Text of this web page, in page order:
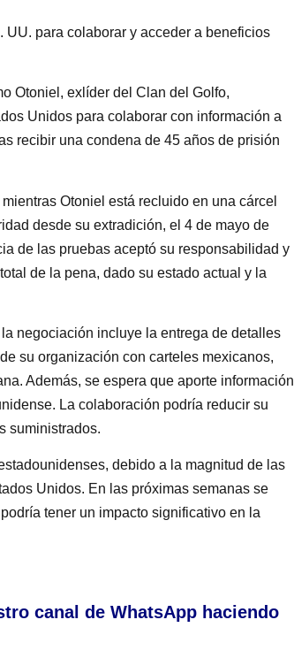
para colaborar y acceder a beneficios
Otoniel, exlíder del Clan del Golfo,
Unidos para colaborar con información a
recibir una condena de 45 años de prisión
Otoniel está recluido en una cárcel
desde su extradición, el 4 de mayo de
de las pruebas aceptó su responsabilidad y
de la pena, dado su estado actual y la
negociación incluye la entrega de detalles
su organización con carteles mexicanos,
Además, se espera que aporte información
La colaboración podría reducir su
suministrados.
debido a la magnitud de las
Unidos. En las próximas semanas se
tener un impacto significativo en la
canal de WhatsApp haciendo